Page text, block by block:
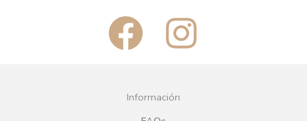
F
a
c
I
n
Información